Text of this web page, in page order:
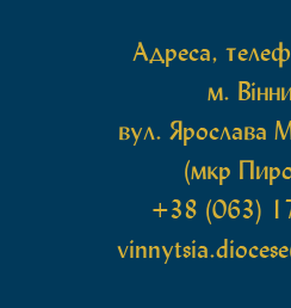
Адреса,
м.
вул. Ярослава
(мкр
+38 (063)